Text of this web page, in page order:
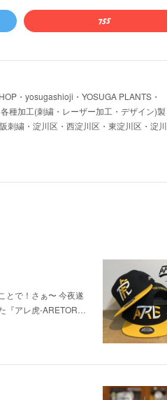
・yosugashioji・YOSUGA PLANTS・
加工(刺繍・レーザー加工・デザイン)製
刺繍・淀川区・西淀川区・東淀川区・淀川
とで！さぁ〜 今夜遂
『アレ虎-ARETOR…